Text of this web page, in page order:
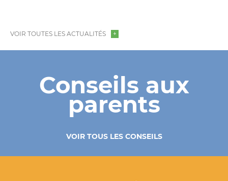
VOIR TOUTES LES ACTUALITÉS
Conseils aux
parents
VOIR TOUS LES CONSEILS